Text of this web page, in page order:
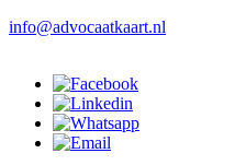
info@advocaatkaart.nl